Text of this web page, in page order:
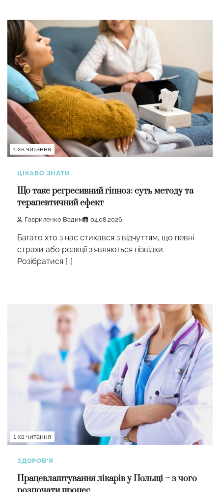
1 хв читання
ЦІКАВО ЗНАТИ
Що таке регресивний гіпноз: суть методу та
терапевтичний ефект
Гавриленко Вадим 04.08.2026
Багато хто з нас стикався з відчуттям, що певні
страхи або реакції з’являються нізвідки.
Розібратися […]
1 хв читання
ЗДОРОВ'Я
Працевлаштування лікарів у Польщі – з чого